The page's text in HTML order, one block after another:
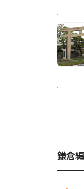
鎌倉